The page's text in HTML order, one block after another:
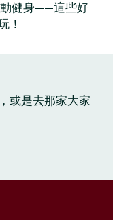
動健身——這些好
！
或是去那家大家